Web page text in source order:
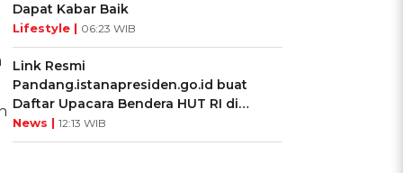
Dapat Kabar Baik
Lifestyle | 06:23 WIB
Link Resmi
Pandang.istanapresiden.go.id buat
Daftar Upacara Bendera HUT RI di
Istana Negara
News | 12:13 WIB